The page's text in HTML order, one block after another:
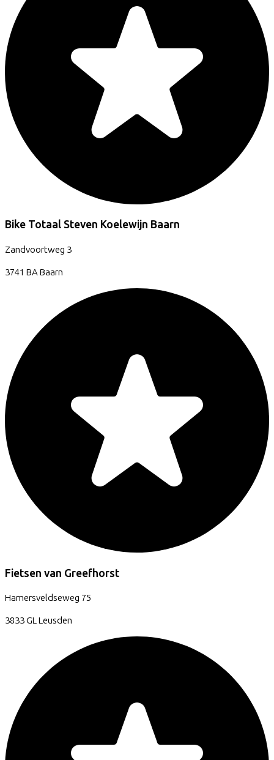
Bike Totaal Steven Koelewijn Baarn
Zandvoortweg 3
3741 BABaarn
Fietsen van Greefhorst
Hamersveldseweg 75
3833 GLLeusden